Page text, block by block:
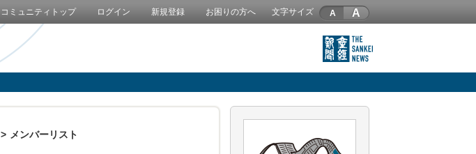
コミュニティトップ ログイン 新規登録 お困りの方へ 文字サイズ A
> メンバーリスト